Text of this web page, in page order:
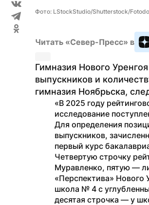
Фото: LStockStudio/Shutterstock/
Читать «Север-Пресс» в
Гимназия Нового
выпускников и
гимназия Ноябрьска,
«В 2025 году
исследование
Для определения
выпускников,
первый курс
Четвертую строчку
Муравленко, пятую —
«Перспектива»
школа № 4 с
десятая строчка — у